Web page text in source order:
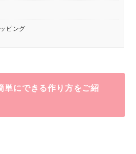
ピング
単にできる作り方をご紹